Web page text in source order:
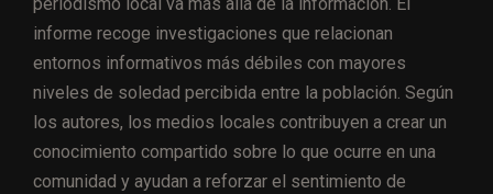
periodismo local va más allá de la información. El
informe recoge investigaciones que relacionan
entornos informativos más débiles con mayores
niveles de soledad percibida entre la población. Según
los autores, los medios locales contribuyen a crear un
conocimiento compartido sobre lo que ocurre en una
comunidad y ayudan a reforzar el sentimiento de